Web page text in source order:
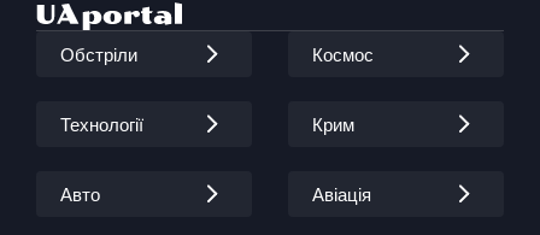
Обстріли Космос
Технології Крим
Авто Авіація